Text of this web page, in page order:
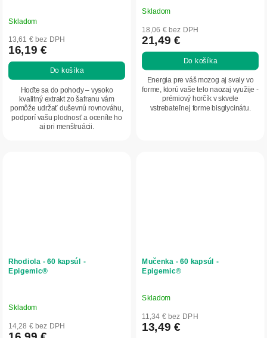
Skladom
13,61 € bez DPH
16,19 €
Do košíka
Hoďte sa do pohody – vysoko
kvalitný extrakt zo šafranu vám
pomôže udržať duševnú rovnováhu,
podporí vašu plodnosť a oceníte ho
aj pri menštruácii.
Priemerné
hodnotenie
produktu
je
5,0
5
hviezdičiek.
Skladom
18,06 € bez DPH
21,49 €
Do košíka
Energia pre váš mozog aj svaly vo
forme, ktorú vaše telo naozaj využije -
prémiový horčík v skvele
vstrebateľnej forme bisglycinátu.
Rhodiola - 60 kapsúl -
Epigemic®
Skladom
14,28 € bez DPH
Mučenka - 60 kapsúl -
Epigemic®
Priemerné
hodnotenie
produktu
Skladom
11,34 € bez DPH
13,49 €